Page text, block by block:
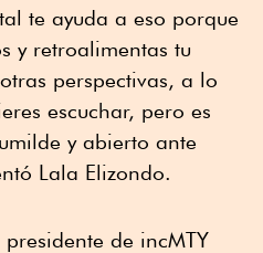
te ayuda a eso porque
y retroalimentas tu
perspectivas, a lo
escuchar, pero es
y abierto ante
Lala Elizondo.
de incMTY